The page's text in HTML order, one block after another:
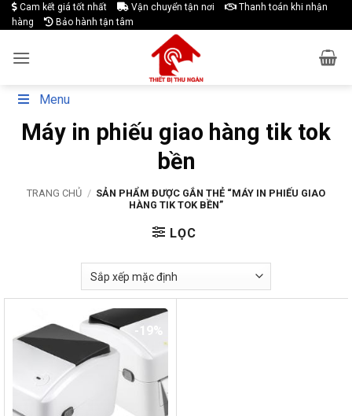
Skip
to
Cam kết giá tốt nhất Vận chuyển tận nơi
Thanh toán khi nhận
hàng
Bảo hành tận tâm
Menu
Máy in phiếu giao hàng tik tok
bền
TRANG CHỦ / SẢN PHẨM ĐƯỢC GẮN THẺ “MÁY IN PHIẾU GIAO
HÀNG TIK TOK BỀN”
LỌC
-19%